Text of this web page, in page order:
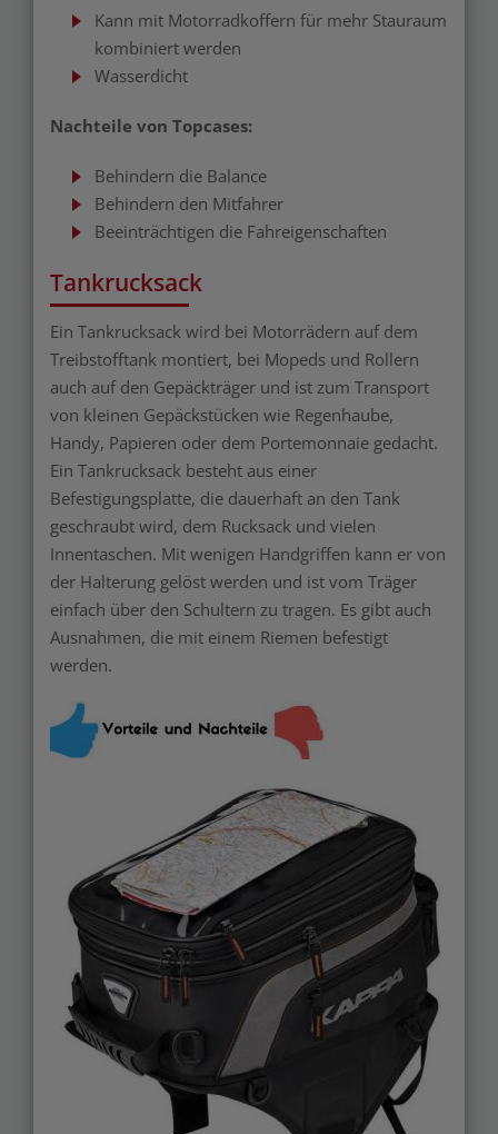
Kann mit Motorradkoffern für mehr Stauraum
kombiniert werden
Wasserdicht
Nachteile von Topcases:
Behindern die Balance
Behindern den Mitfahrer
Beeinträchtigen die Fahreigenschaften
Tankrucksack
Ein Tankrucksack wird bei Motorrädern auf dem
Treibstofftank montiert, bei Mopeds und Rollern
auch auf den Gepäckträger und ist zum Transport
von kleinen Gepäckstücken wie Regenhaube,
Handy, Papieren oder dem Portemonnaie gedacht.
Ein Tankrucksack besteht aus einer
Befestigungsplatte, die dauerhaft an den Tank
geschraubt wird, dem Rucksack und vielen
Innentaschen. Mit wenigen Handgriffen kann er von
der Halterung gelöst werden und ist vom Träger
einfach über den Schultern zu tragen. Es gibt auch
Ausnahmen, die mit einem Riemen befestigt
werden.